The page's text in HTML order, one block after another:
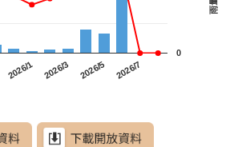
2026/1 2026/3 2026/5 2026/7
0